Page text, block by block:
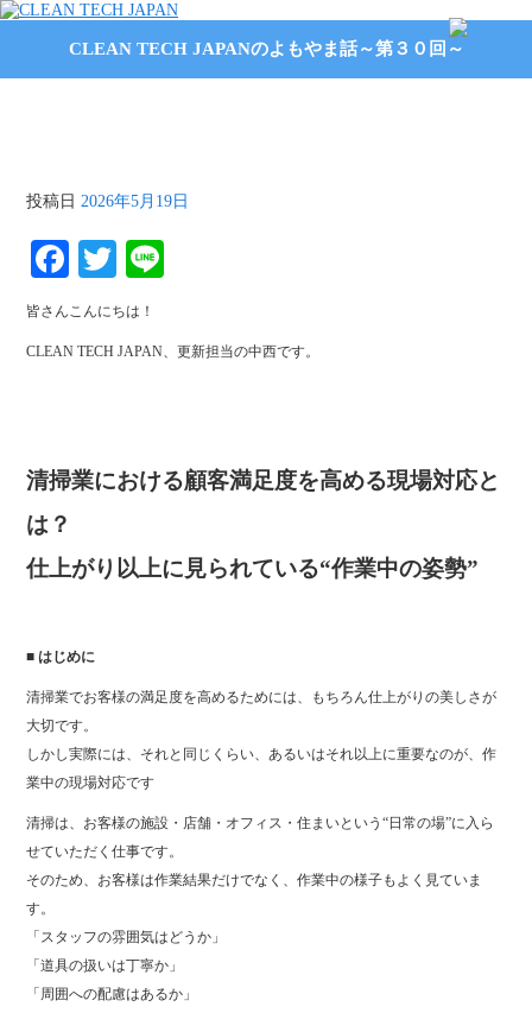
CLEAN TECH JAPANのよもやま話～第３０回～
投稿日 2026年5月19日
Fa
ce
bo
T
wi
tte
皆さんこんにちは！
CLEAN TECH JAPAN、更新担当の中西です。
清掃業における顧客満足度を高める現場対応と
は？
仕上がり以上に見られている“作業中の姿勢”
■ はじめに
清掃業でお客様の満足度を高めるためには、もちろん仕上がりの美しさが
大切です。
しかし実際には、それと同じくらい、あるいはそれ以上に重要なのが、作
業中の現場対応です
清掃は、お客様の施設・店舗・オフィス・住まいという“日常の場”に入ら
せていただく仕事です。
そのため、お客様は作業結果だけでなく、作業中の様子もよく見ていま
す。
「スタッフの雰囲気はどうか」
「道具の扱いは丁寧か」
「周囲への配慮はあるか」